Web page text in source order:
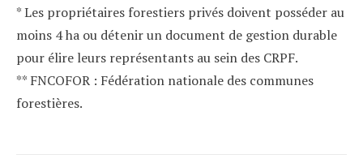
* Les propriétaires forestiers privés doivent posséder au
moins 4 ha ou détenir un document de gestion durable
pour élire leurs représentants au sein des CRPF.
** FNCOFOR : Fédération nationale des communes
forestières.